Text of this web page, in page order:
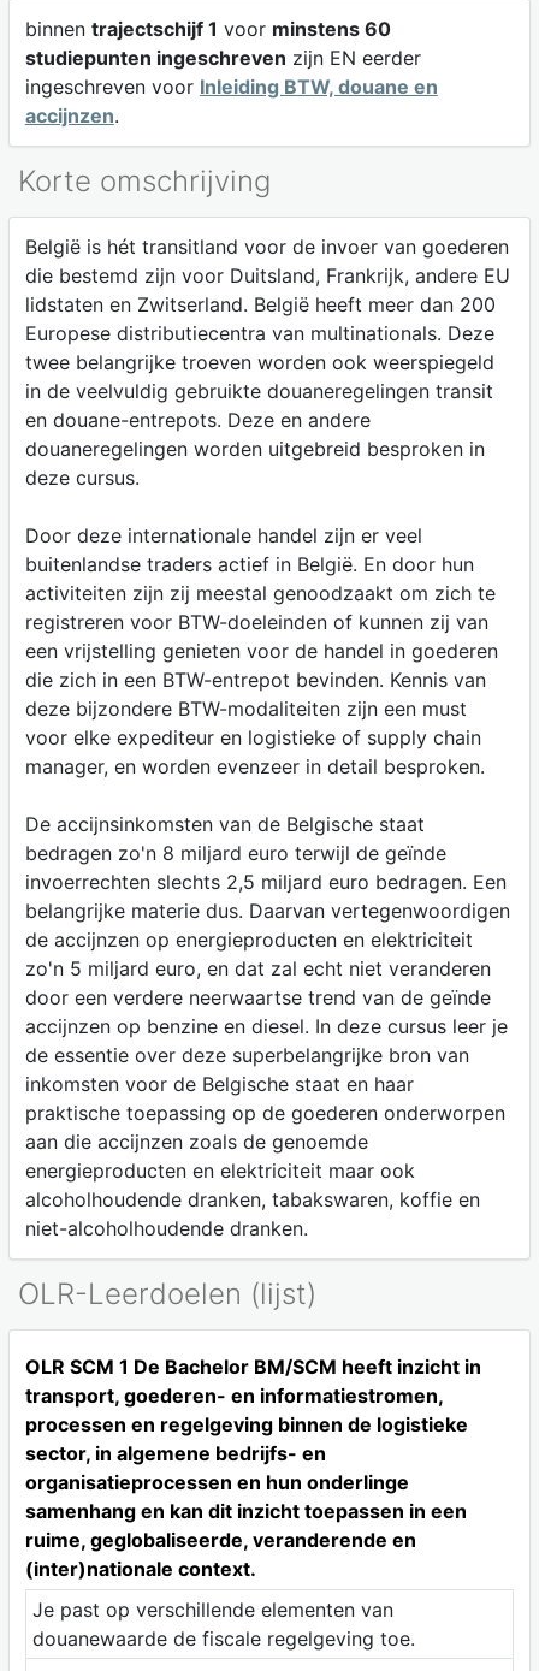
binnen trajectschijf 1 voor minstens 60
studiepunten ingeschreven zijn EN eerder
ingeschreven voor Inleiding BTW, douane en
accijnzen.
Korte omschrijving
België is hét transitland voor de invoer van goederen
die bestemd zijn voor Duitsland, Frankrijk, andere EU
lidstaten en Zwitserland. België heeft meer dan 200
Europese distributiecentra van multinationals. Deze
twee belangrijke troeven worden ook weerspiegeld
in de veelvuldig gebruikte douaneregelingen transit
en douane-entrepots. Deze en andere
douaneregelingen worden uitgebreid besproken in
deze cursus.
Door deze internationale handel zijn er veel
buitenlandse traders actief in België. En door hun
activiteiten zijn zij meestal genoodzaakt om zich te
registreren voor BTW-doeleinden of kunnen zij van
een vrijstelling genieten voor de handel in goederen
die zich in een BTW-entrepot bevinden. Kennis van
deze bijzondere BTW-modaliteiten zijn een must
voor elke expediteur en logistieke of supply chain
manager, en worden evenzeer in detail besproken.
De accijnsinkomsten van de Belgische staat
bedragen zo'n 8 miljard euro terwijl de geïnde
invoerrechten slechts 2,5 miljard euro bedragen. Een
belangrijke materie dus. Daarvan vertegenwoordigen
de accijnzen op energieproducten en elektriciteit
zo'n 5 miljard euro, en dat zal echt niet veranderen
door een verdere neerwaartse trend van de geïnde
accijnzen op benzine en diesel. In deze cursus leer je
de essentie over deze superbelangrijke bron van
inkomsten voor de Belgische staat en haar
praktische toepassing op de goederen onderworpen
aan die accijnzen zoals de genoemde
energieproducten en elektriciteit maar ook
alcoholhoudende dranken, tabakswaren, koffie en
niet-alcoholhoudende dranken.
OLR-Leerdoelen (lijst)
OLR SCM 1 De Bachelor BM/SCM heeft inzicht in
transport, goederen- en informatiestromen,
processen en regelgeving binnen de logistieke
sector, in algemene bedrijfs- en
organisatieprocessen en hun onderlinge
samenhang en kan dit inzicht toepassen in een
ruime, geglobaliseerde, veranderende en
(inter)nationale context.
Je past op verschillende elementen van
douanewaarde de fiscale regelgeving toe.